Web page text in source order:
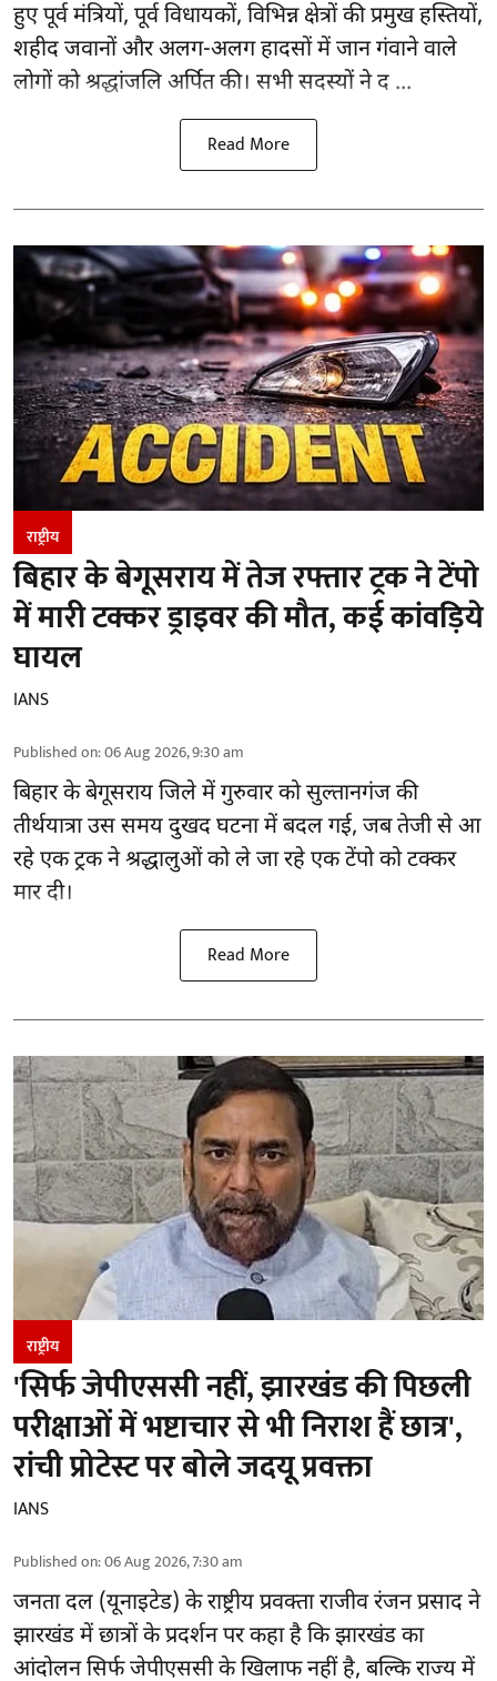
हुए पूर्व मंत्रियों, पूर्व विधायकों, विभिन्न क्षेत्रों की प्रमुख हस्तियों,
शहीद जवानों और अलग-अलग हादसों में जान गंवाने वाले
लोगों को श्रद्धांजलि अर्पित की। सभी सदस्यों ने द ...
Read More
राष्ट्रीय
बिहार के बेगूसराय में तेज रफ्तार ट्रक ने टेंपो
में मारी टक्कर ड्राइवर की मौत, कई कांवड़िये
घायल
IANS
Published on:06 Aug 2026, 9:30 am
बिहारके बेगूसराय जिले में गुरुवार को सुल्तानगंज की
तीर्थयात्रा उस समय दुखद घटना में बदल गई, जब तेजी से आ
रहे एक ट्रक ने श्रद्धालुओं को ले जा रहे एक टेंपो को टक्कर
मार दी।
Read More
राष्ट्रीय
'सिर्फ जेपीएससी नहीं, झारखंड की पिछली
परीक्षाओं में भष्टाचार से भी निराश हैं छात्र',
रांची प्रोटेस्ट पर बोले जदयू प्रवक्ता
IANS
Published on:06 Aug 2026, 7:30 am
जनता दल (यूनाइटेड) के राष्ट्रीय प्रवक्ता राजीव रंजन प्रसाद ने
झारखंड में छात्रों के प्रदर्शन पर कहा है कि झारखंड का
आंदोलन सिर्फजेपीएससीके खिलाफ नहीं है, बल्कि राज्य में